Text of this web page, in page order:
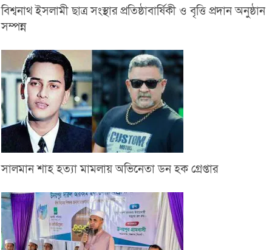
বিশ্বনাথ ইসলামী ছাত্র সংস্থার প্রতিষ্ঠাবার্ষিকী ও বৃত্তি প্রদান অনুষ্ঠান
সম্পন্ন
সালমান শাহ হত্যা মামলায় অভিনেতা ডন হক গ্রেপ্তার